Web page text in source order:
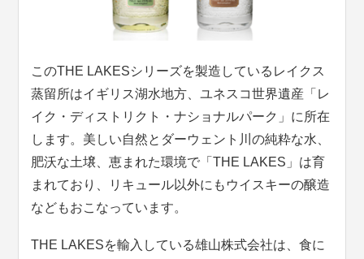
このTHE LAKESシリーズを製造しているレイクス
蒸留所はイギリス湖水地方、ユネスコ世界遺産「レ
イク・ディストリクト・ナショナルパーク」に所在
します。美しい自然とダーウェント川の純粋な水、
肥沃な土壌、恵まれた環境で「THE LAKES」は育
まれており、リキュール以外にもウイスキーの醸造
などもおこなっています。
THE LAKESを輸入している雄山株式会社は、食に